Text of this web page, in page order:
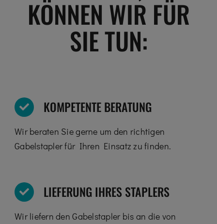
KÖNNEN WIR FÜR
SIE TUN:
KOMPETENTE BERATUNG
Wir beraten Sie gerne um den richtigen
Gabelstapler für Ihren Einsatz zu finden.
LIEFERUNG IHRES STAPLERS
Wir liefern den Gabelstapler bis an die von